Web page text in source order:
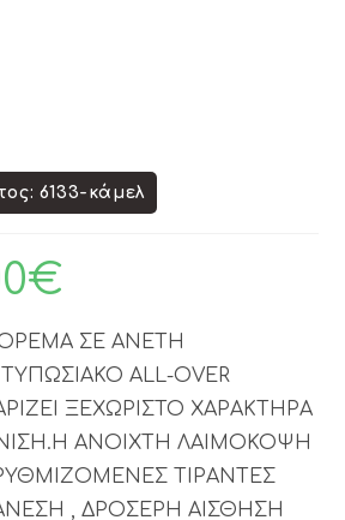
6133-κάμελ
€
ΣΕ ΑΝΕΤΗ
ALL-OVER
ΞΕΧΩΡΙΣΤΟ ΧΑΡΑΚΤΗΡΑ
ΑΝΟΙΧΤΗ ΛΑΙΜΟΚΟΨΗ
ΤΙΡΑΝΤΕΣ
, ΔΡΟΣΕΡΗ ΑΙΣΘΗΣΗ